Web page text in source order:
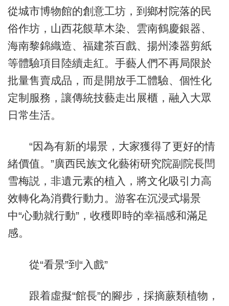
從城市博物館的創意工坊，到鄉村院落的民
俗作坊，山西花饃草木染、雲南鶴慶銀器、
海南黎錦織造、福建茶百戲、揚州漆器剪紙
等體驗項目陸續走紅。手藝人們不再局限於
批量售賣成品，而是開放手工體驗、個性化
定制服務，讓傳統技藝走出展櫃，融入大眾
日常生活。
“因為有新的場景，大家獲得了更好的情
緒價值。”廣西民族文化藝術研究院副院長閆
雪梅説，非遺元素的植入，將文化吸引力高
效轉化為消費行動力。游客在沉浸式場景
中“心動就行動”，收穫即時的幸福感和滿足
感。
從“看景”到“入戲”
跟着虛擬“館長”的腳步，採摘蕨類植物，